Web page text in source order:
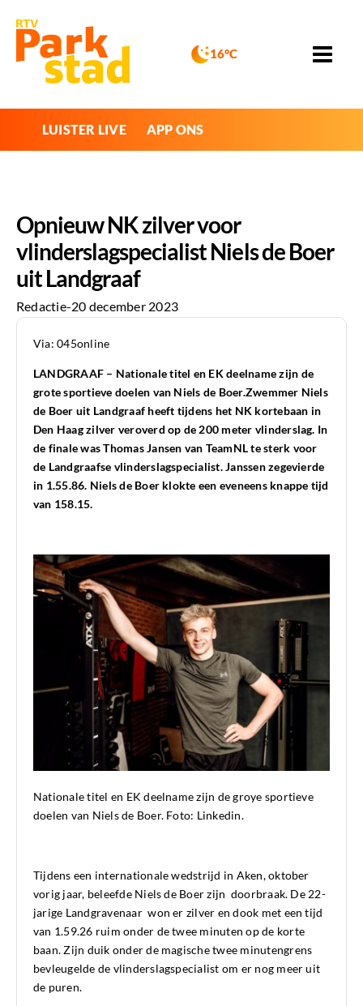
16°C
LUISTER LIVE APP ONS
Opnieuw NK zilver voor
vlinderslagspecialist Niels de Boer
uit Landgraaf
Redactie-20 december 2023
Via: 045online
LANDGRAAF – Nationale titel en EK deelname zijn de
grote sportieve doelen van Niels de Boer.Zwemmer Niels
de Boer uit Landgraaf heeft tijdens het NK kortebaan in
Den Haag zilver veroverd op de 200 meter vlinderslag. In
de finale was Thomas Jansen van TeamNL te sterk voor
de Landgraafse vlinderslagspecialist. Janssen zegevierde
in 1.55.86. Niels de Boer klokte een eveneens knappe tijd
van 158.15.
Nationale titel en EK deelname zijn de groye sportieve
doelen van Niels de Boer. Foto: Linkedin.
Tijdens een internationale wedstrijd in Aken, oktober
vorig jaar, beleefde Niels de Boer zijn doorbraak. De 22-
jarige Landgravenaar won er zilver en dook met een tijd
van 1.59.26 ruim onder de twee minuten op de korte
baan. Zijn duik onder de magische twee minutengrens
bevleugelde de vlinderslagspecialist om er nog meer uit
de puren.